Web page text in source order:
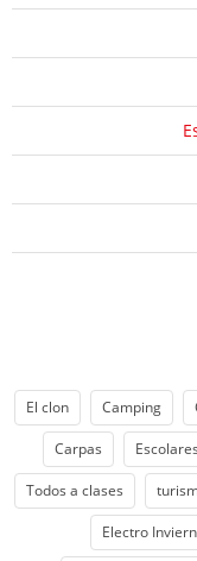
El clon Camping
Carpas Escolares
Todos a clases
Electro